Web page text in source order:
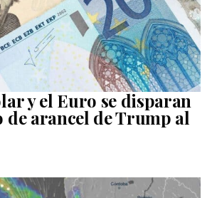
y el Euro se disparan
arancel de Trump al